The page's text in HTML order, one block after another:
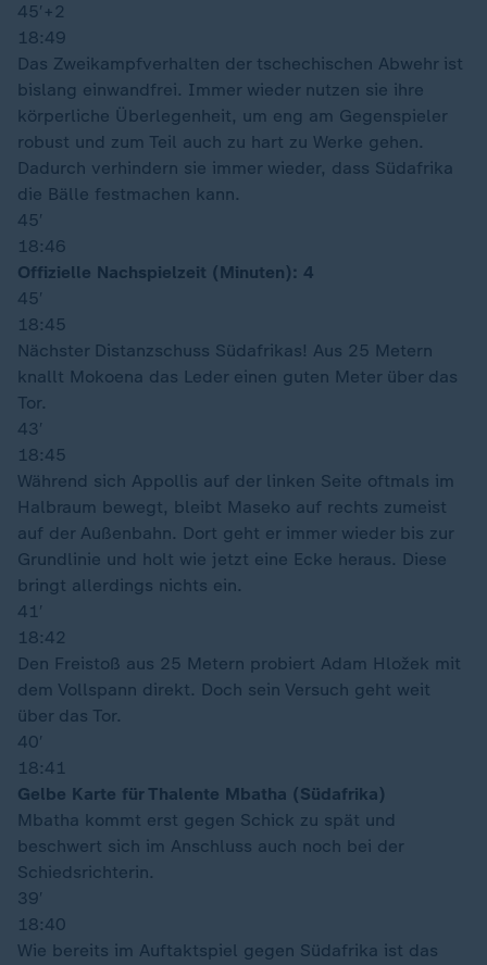
45′ +2
18:49
Das Zweikampfverhalten der tschechischen Abwehr ist
bislang einwandfrei. Immer wieder nutzen sie ihre
körperliche Überlegenheit, um eng am Gegenspieler
robust und zum Teil auch zu hart zu Werke gehen.
Dadurch verhindern sie immer wieder, dass Südafrika
die Bälle festmachen kann.
45′
18:46
Offizielle Nachspielzeit (Minuten): 4
45′
18:45
Nächster Distanzschuss Südafrikas! Aus 25 Metern
knallt Mokoena das Leder einen guten Meter über das
Tor.
43′
18:45
Während sich Appollis auf der linken Seite oftmals im
Halbraum bewegt, bleibt Maseko auf rechts zumeist
auf der Außenbahn. Dort geht er immer wieder bis zur
Grundlinie und holt wie jetzt eine Ecke heraus. Diese
bringt allerdings nichts ein.
41′
18:42
Den Freistoß aus 25 Metern probiert Adam Hložek mit
dem Vollspann direkt. Doch sein Versuch geht weit
über das Tor.
40′
18:41
Gelbe Karte für Thalente Mbatha (Südafrika)
Mbatha kommt erst gegen Schick zu spät und
beschwert sich im Anschluss auch noch bei der
Schiedsrichterin.
39′
18:40
Wie bereits im Auftaktspiel gegen Südafrika ist das